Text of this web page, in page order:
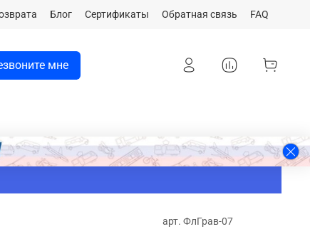
Блог Сертификаты Обратная связь FAQ
мне
арт. ФлГрав-07